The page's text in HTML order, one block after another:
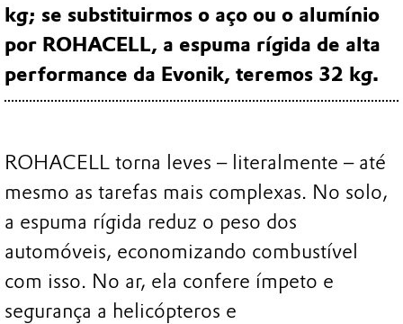
kg; se substituirmos o aço ou o alumínio
por ROHACELL, a espuma rígida de alta
performance da Evonik, teremos 32 kg.
ROHACELL torna leves – literalmente – até
mesmo as tarefas mais complexas. No solo,
a espuma rígida reduz o peso dos
automóveis, economizando combustível
com isso. No ar, ela confere ímpeto e
segurança a helicópteros e